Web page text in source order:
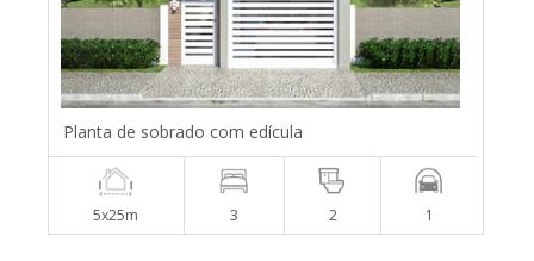
Planta de sobrado com edícula
5x25m 3 2 1